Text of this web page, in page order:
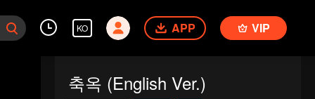
KO APP VIP
축옥 (English Ver.)